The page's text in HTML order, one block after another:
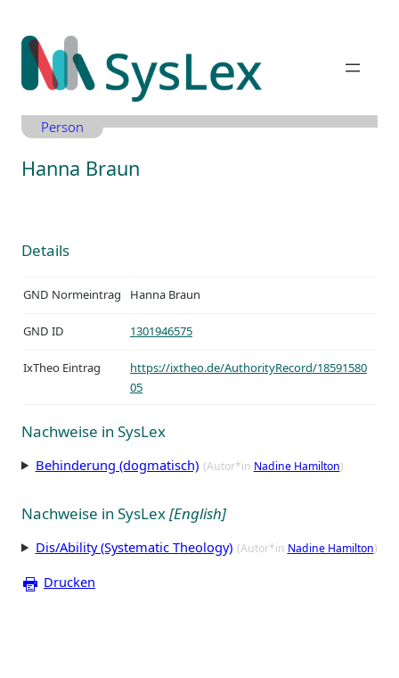
Inhalt
springen
Person
Hanna Braun
Details
GND Normeintrag Hanna Braun
GND ID 1301946575
IxTheo Eintrag
https://ixtheo.de/AuthorityRecord/18591580
05
Nachweise in SysLex
Behinderung (dogmatisch) (Autor*in Nadine Hamilton)
Nachweise in SysLex[English]
Dis/Ability (Systematic Theology) (Autor*in Nadine Hamilton)
Drucken